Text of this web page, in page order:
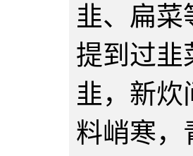
韭、扁菜
提到过韭
韭，新炊
料峭寒，